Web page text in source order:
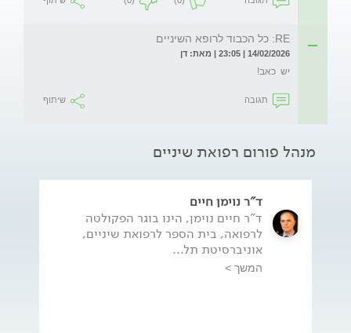
RE: כל הכבוד לרופא השיניים
14/02/2026 | 23:05 | מאת: דן
יש  כאב!
תגובה שיתוף
מנהל פורום רפואת שיניים
ד"ר נוימן חיים
ד"ר חיים נוימן, הינו בוגר הפקולטה
לרפואה, בית הספר לרפואת שיניים,
אוניברסיטת תל...
המשך >